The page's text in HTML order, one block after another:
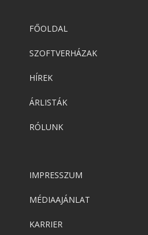
FŐOLDAL
SZOFTVERHÁZAK
HÍREK
ÁRLISTÁK
RÓLUNK
IMPRESSZUM
MÉDIAAJÁNLAT
KARRIER